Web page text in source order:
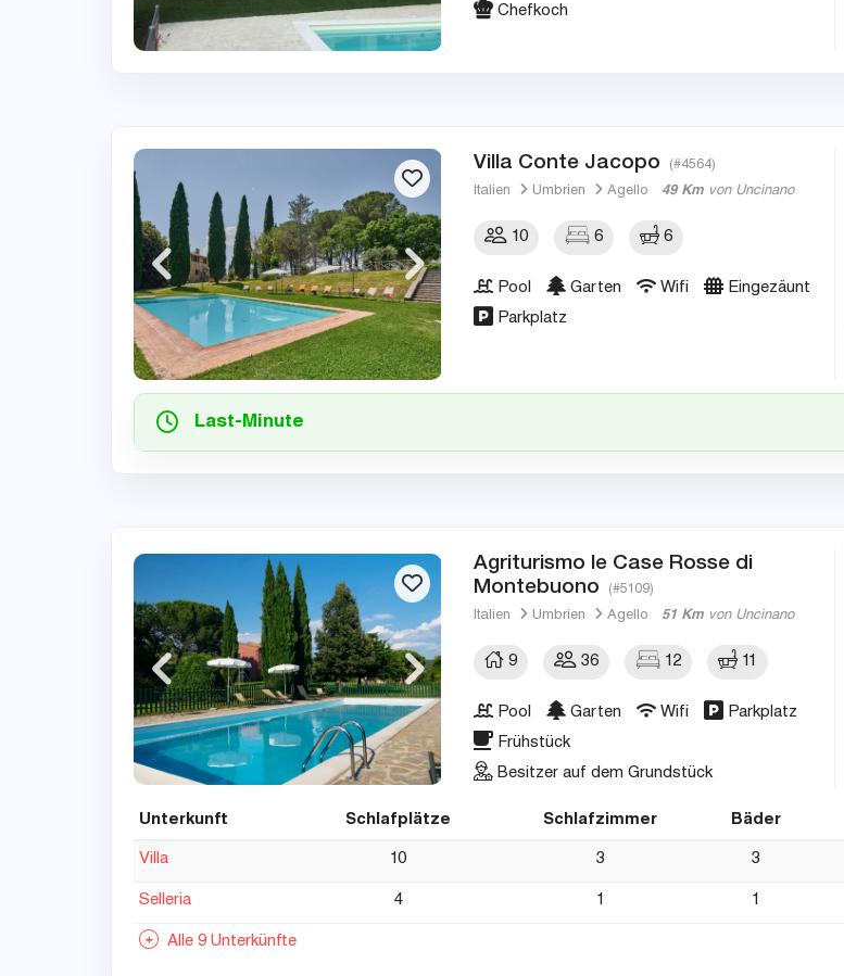
Chefkoch
Villa Conte Jacopo (#4564)
Italien Umbrien Agello 49 Km von Uncinano
10 6 6
Pool Garten Wifi
Eingezäunt
Parkplatz
Last-Minute
Agriturismo le Case Rosse di
Montebuono
(#5109)
Italien Umbrien Agello 51 Km von Uncinano
9 36 12 11
Pool Garten Wifi
Parkplatz
Frühstück
Besitzer auf dem Grundstück
Unterkunft Schlafplätze Schlafzimmer Bäder
Villa 10 3 3
Selleria 4 1 1
Alle 9 Unterkünfte